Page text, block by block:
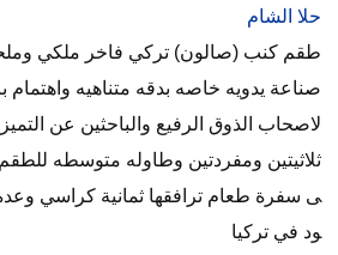
حلا الشام
طقم كنب (صالون) تركي فاخر ملكي
صناعة يدويه خاصه بدقه متناهيه واهتمام
لاصحاب الذوق الرفيع والباحثين عن التميز
ثلاثيتين ومفردتين وطاوله متوسطه
ى سفرة طعام ترافقها ثمانية كراسي
ود في تركيا